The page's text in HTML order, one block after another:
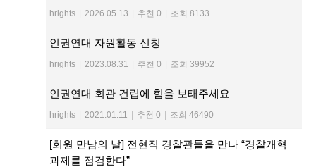
hrights | 2026.05.13 | 추천 0 | 조회 8133
인권연대 자원활동 신청
hrights | 2023.08.31 | 추천 0 | 조회 39952
인권연대 회관 건립에 힘을 보태주세요
hrights | 2021.01.11 | 추천 0 | 조회 46490
[회원 만남의 날] 전현직 경찰관들을 만나 “경찰개혁
과제를 점검한다”